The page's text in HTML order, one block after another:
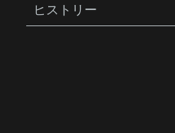
ヒストリー
TORQUE 6
トルク 6